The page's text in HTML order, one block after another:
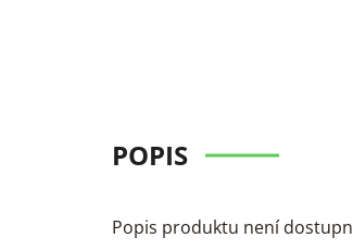
POPIS
Popis produktu není